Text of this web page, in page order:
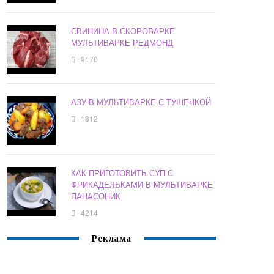
СВИНИНА В СКОРОВАРКЕ
МУЛЬТИВАРКЕ РЕДМОНД
9170
АЗУ В МУЛЬТИВАРКЕ С ТУШЕНКОЙ
1812
КАК ПРИГОТОВИТЬ СУП С
ФРИКАДЕЛЬКАМИ В МУЛЬТИВАРКЕ
ПАНАСОНИК
4214
Реклама